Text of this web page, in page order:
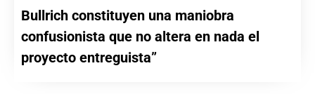
Bullrich constituyen una maniobra
confusionista que no altera en nada el
proyecto entreguista”